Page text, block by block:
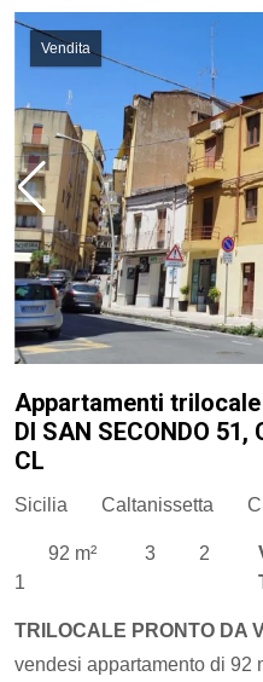
Vendita
Appartamenti trilocale
DI SAN SECONDO
CL
Sicilia Caltanissetta
92 m² 3
2
1
TRILOCALE PRONTO DA
vendesi appartamento di 92